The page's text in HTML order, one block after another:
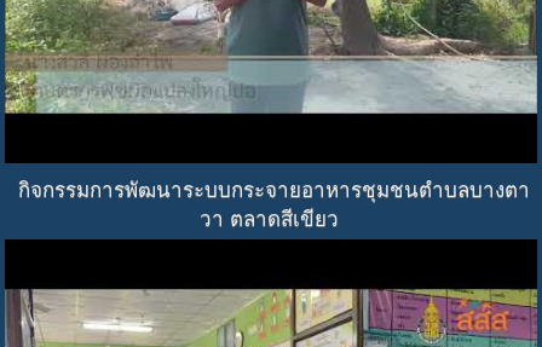
กิจกรรมการพัฒนาระบบกระจายอาหารชุมชนตำบลบางตา
วา ตลาดสีเขียว